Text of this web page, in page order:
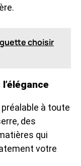
choisir
à toute
des
qui
votre